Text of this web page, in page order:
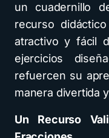
un cuadernillo
recurso
atractivo y fácil
ejercicios
refuercen su
manera divertida
Un Recurso